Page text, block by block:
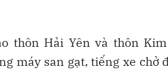
thôn Hải Yên và thôn
máy san gạt, tiếng xe chở